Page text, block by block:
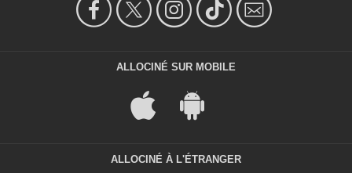
ALLOCINÉ SUR MOBILE
ALLOCINÉ À L'ÉTRANGER